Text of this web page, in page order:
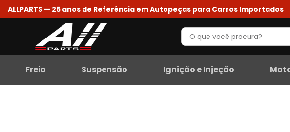
ALLPARTS — 25 anos de Referência em Autopeças para Carros Importados
Freio Suspensão Ignição e Injeção